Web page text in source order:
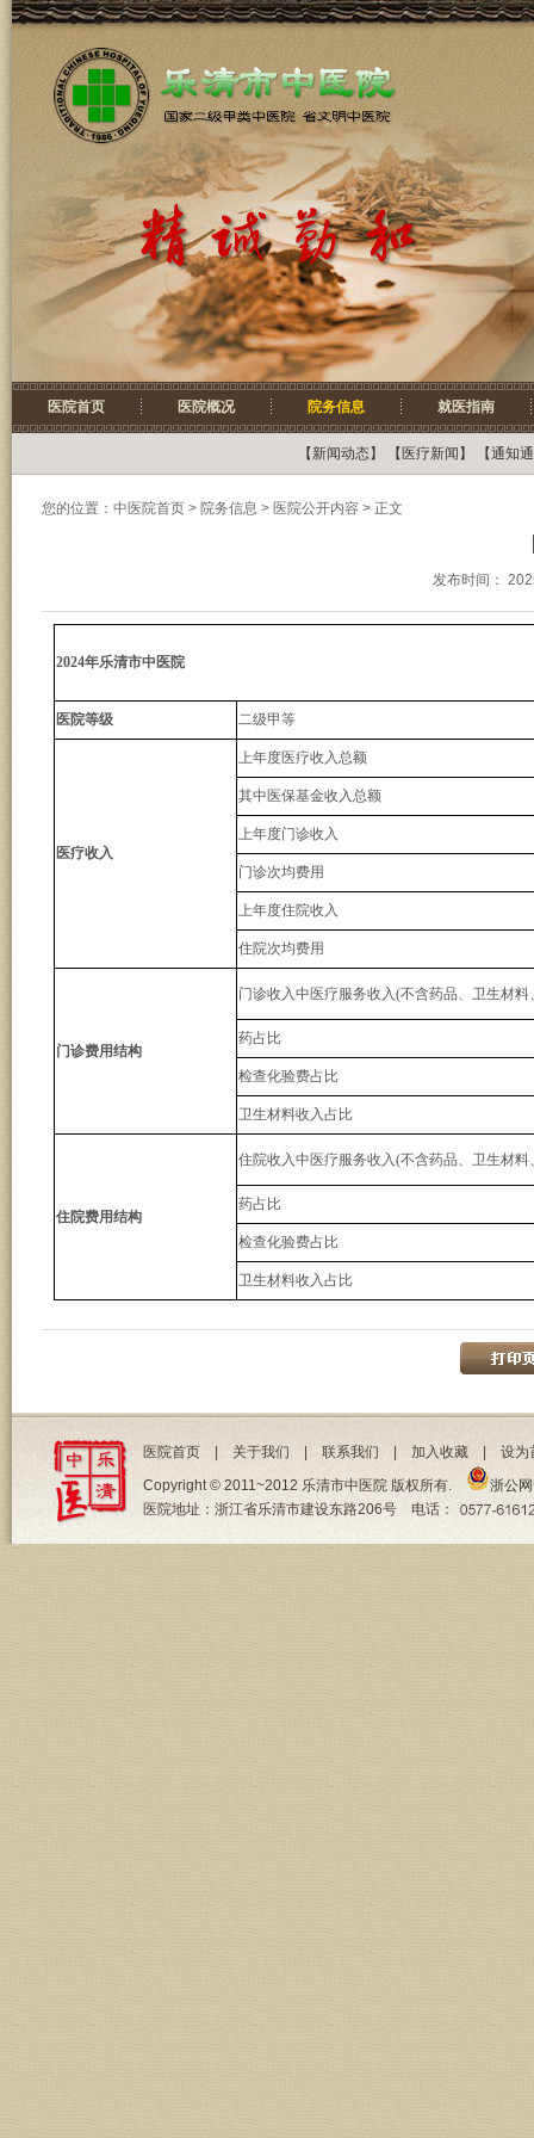
医院首页 医院概况 院务信息 就医指南
【 新闻动态】 【 医疗新闻 】 【通知
您的位置： 中医院首页 > 院务信息 > 医院公开内容 > 正文
发布时间：
2024年乐清市中医院
医院等级 二级甲等
医疗收入
上年度医疗收入总额
其中医保基金收入总额
上年度门诊收入
门诊次均费用
上年度住院收入
住院次均费用
门诊费用结构
门诊收入中医疗服务收入(不含药品、卫生材
药占比
检查化验费占比
卫生材料收入占比
住院费用结构
住院收入中医疗服务收入(不含药品、卫生材
药占比
检查化验费占比
卫生材料收入占比
医院首页 关于我们 联系我们 加入收藏
设为
Copyright © 2011~2012 乐清市中医院 版权所有.
浙公
医院地址：浙江省乐清市建设东路206号 电话：